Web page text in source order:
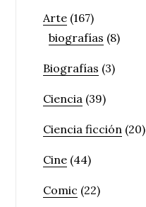
Arte (167)
biografías (8)
Biografías (3)
Ciencia (39)
Ciencia ficción (20)
Cine (44)
Comic (22)